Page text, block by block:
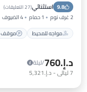
9.8 استثنائي(27 التعليقات )
2 غرف نوم 1 حمام 4 الضيوف
مواجه للمحيط
موقف
إطلالة على
د.إ.‏760
/ليلة
7ليالي- د.إ.‏5,321